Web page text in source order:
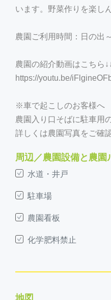
います。野菜作りを楽し
農園ご利用時間：日の出
農園の紹介動画はこちら
https://youtu.be/
※車で起こしのお客様へ
農園入り口そばに駐車用
詳しくは農園写真をご確
周辺／農園設備と農園
水道・井戸
駐車場
農園看板
化学肥料禁止
地図